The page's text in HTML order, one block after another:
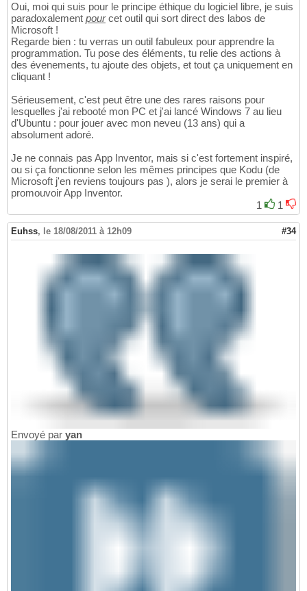
Oui, moi qui suis pour le principe éthique du logiciel libre, je suis
paradoxalement pourcet outil qui sort direct des labos de
Microsoft !
Regarde bien : tu verras un outil fabuleux pour apprendre la
programmation. Tu pose des éléments, tu relie des actions à
des évenements, tu ajoute des objets, et tout ça uniquement en
cliquant !
Sérieusement, c'est peut être une des rares raisons pour
lesquelles j'ai rebooté mon PC et j'ai lancé Windows 7 au lieu
d'Ubuntu : pour jouer avec mon neveu (13 ans) qui a
absolument adoré.
Je ne connais pas App Inventor, mais si c'est fortement inspiré,
ou si ça fonctionne selon les mêmes principes que Kodu (de
Microsoft j'en reviens toujours pas ), alors je serai le premier à
promouvoir App Inventor.
1
1
Euhss, le 18/08/2011 à 12h09 #34
Envoyé par yan